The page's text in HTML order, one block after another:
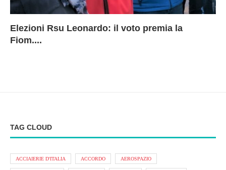
Elezioni Rsu Leonardo: il voto premia la
Fiom....
TAG CLOUD
ACCIAIERIE D'ITALIA ACCORDO AEROSPAZIO